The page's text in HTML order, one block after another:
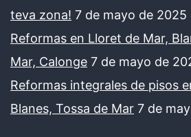
teva zona! 7 de mayo de 2025
Reformas en Lloret de Mar,
Mar, Calonge 7 de mayo de
Reformas integrales de pisos
Blanes, Tossa de Mar 7 de